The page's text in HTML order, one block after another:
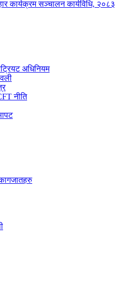
कार्यक्रम सञ्चालन कार्यविधि, २०८३
अधिनियम
नीति